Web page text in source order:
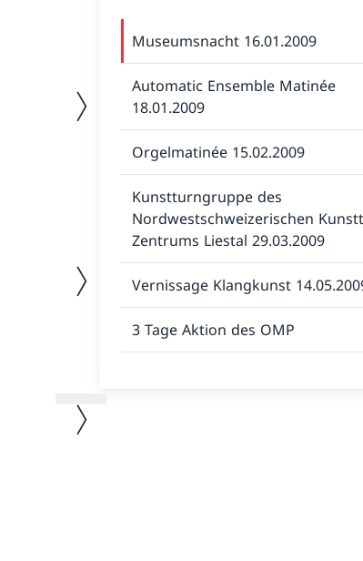
Nächstes Bild
Nächstes Bild
Urs Höchle an der Britannic Orgel
Nächstes Bild
Museumsnacht 16.01.2009
Automatic Ensemble Matinée
18.01.2009
Orgelmatinée 15.02.2009
Kunstturngruppe des
Nordwestschweizerischen
Zentrums Liestal 29.03.2009
Vernissage Klangkunst
3 Tage Aktion des OMP